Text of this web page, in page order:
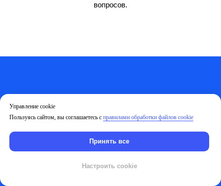
вопросов.
и предложим решение, которое точно
не знаете,
что выбрать?
давайте поможем!
Управление cookie
Пользуясь сайтом, вы соглашаетесь с правилами обработки файлов cookie
Принять все
Настроить cookie